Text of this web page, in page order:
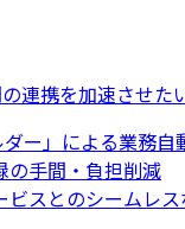
連携を加速させた
ダー」による業務自
の手間・負担削減
ビスとのシームレ